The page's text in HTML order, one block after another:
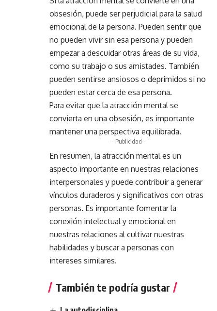
obsesión, puede ser perjudicial para la salud
emocional de la persona. Pueden sentir que
no pueden vivir sin esa persona y pueden
empezar a descuidar otras áreas de su vida,
como su trabajo o sus amistades. También
pueden sentirse ansiosos o deprimidos si no
pueden estar cerca de esa persona.
Para evitar que la atracción mental se
convierta en una obsesión, es importante
mantener una perspectiva equilibrada.
- Publicidad -
En resumen, la atracción mental es un
aspecto importante en nuestras relaciones
interpersonales y puede contribuir a generar
vínculos duraderos y significativos con otras
personas. Es importante fomentar la
conexión intelectual y emocional en
nuestras relaciones al cultivar nuestras
habilidades y buscar a personas con
intereses similares.
También te podría gustar